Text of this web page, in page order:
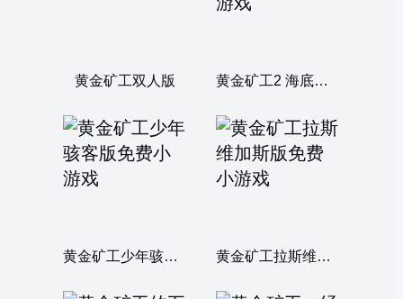
黄金矿工双人版 黄金矿工2 海底世界
黄金矿工少年骇客版 黄金矿工拉斯维加斯版